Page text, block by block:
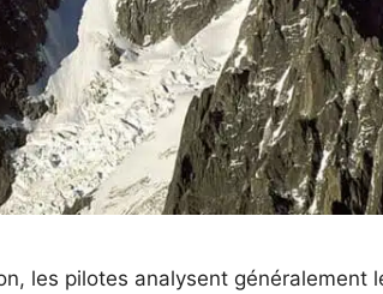
les pilotes analysent